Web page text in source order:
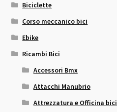
Biciclette
Corso meccanico bici
Ebike
Ricambi Bici
Accessori Bmx
Attacchi Manubrio
Attrezzatura e Officina bici